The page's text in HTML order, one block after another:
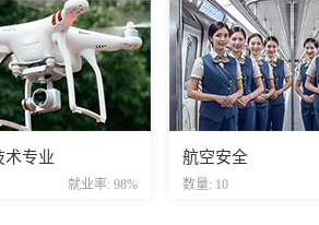
术专业
就业率: 98%
航空安全
数量: 10